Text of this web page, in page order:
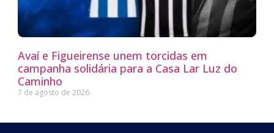
Avaí e Figueirense unem torcidas em
campanha solidária para a Casa Lar Luz do
Caminho
7 de agosto de 2026